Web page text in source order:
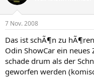
7 Nov. 2008
Das ist schÃ¶n zu
Odin ShowCar ein neues
schade drum als der
geworfen werden